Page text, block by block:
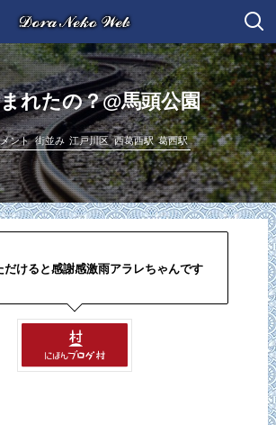
れたの？@馬頭公園
ント 街並み 江戸川区 西葛西駅 葛西駅
だけると感謝感激雨アラレちゃんです